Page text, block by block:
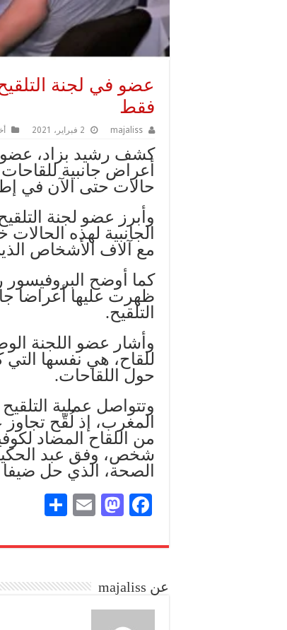
فقط
majaliss 2 فبراير، 2021
كشف رشيد بزاد، عضو
حالات حتى الآن في
وأبرز عضو لجنة
الجانبية لهذه
مع آلاف الأشخاص
كما أوضح البروفيسور
ظهرت عليها أعراضا
التلقيح.
وأشار عضو اللجنة
للقاح، هي نفسها
حول اللقاحات.
وتتواصل عملية
المغرب، إذ لُقّح
شخص، وفق عبد
الصحة، الذي حل ضيفا
Fa
bo
M
to
n
E
ail
re
عن majaliss